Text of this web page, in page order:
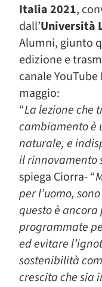
Italia 2021,
dall’Università
Alumni, giunto
edizione e
canale
maggio:
“La lezione che
cambiamento è
naturale, e
il rinnovamento
spiega Ciorra- “
per l’uomo,
questo è ancora
programmate
ed evitare
sostenibilità
crescita che sia